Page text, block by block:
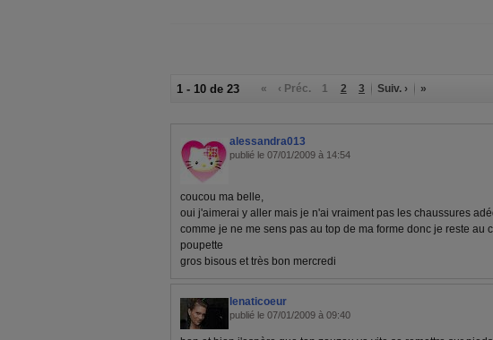
1 - 10 de 23 « ‹ Préc. 1 2 3 Suiv. › »
alessandra013
publié le 07/01/2009 à 14:54
coucou ma belle,
oui j'aimerai y aller mais je n'ai vraiment pas les chaussures
comme je ne me sens pas au top de ma forme donc je reste au
poupette
gros bisous et très bon mercredi
lenaticoeur
publié le 07/01/2009 à 09:40